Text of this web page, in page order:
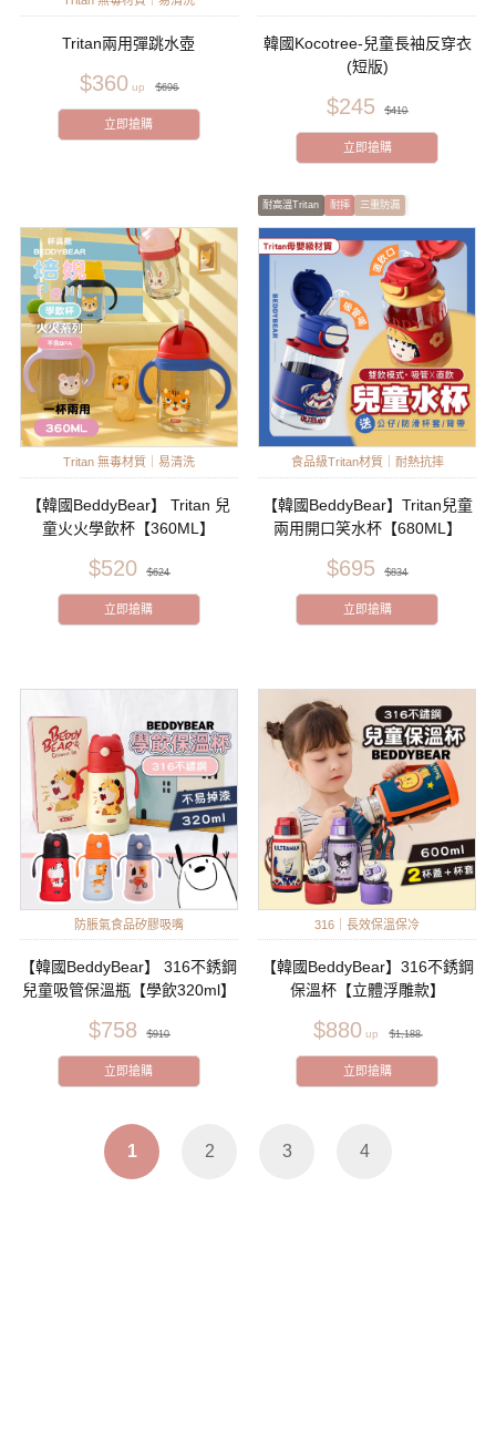
Tritan兩用彈跳水壺
$360 $696
立即搶購
韓國Kocotree-兒童長袖反穿衣
(短版)
$245 $410
立即搶購
Tritan 無毒材質｜易清洗
【韓國BeddyBear】 Tritan 兒
童火火學飲杯【360ML】
$520 $624
立即搶購
耐高溫Tritan 耐摔 三重防漏
食品級Tritan材質｜耐熱抗摔
【韓國BeddyBear】Tritan兒童
兩用開口笑水杯【680ML】
$695 $834
立即搶購
防脹氣食品矽膠吸嘴
【韓國BeddyBear】 316不銹鋼
兒童吸管保溫瓶【學飲320ml】
$758 $910
立即搶購
316｜長效保溫保冷
【韓國BeddyBear】316不銹鋼
保溫杯【立體浮雕款】
$880 $1,188
立即搶購
1 2 3 4